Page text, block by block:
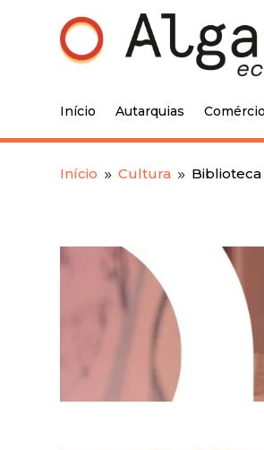
Início Autarquias
Início 9 Cultura 9